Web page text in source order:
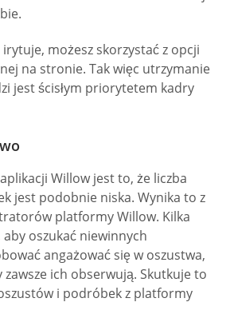
możesz skorzystać z opcji
na stronie. Tak więc utrzymanie
jest ścisłym priorytetem kadry
Willow jest to, że liczba
jest podobnie niska. Wynika to z
platformy Willow. Kilka
oszukać niewinnych
angażować się w oszustwa,
ich obserwują. Skutkuje to
i podróbek z platformy